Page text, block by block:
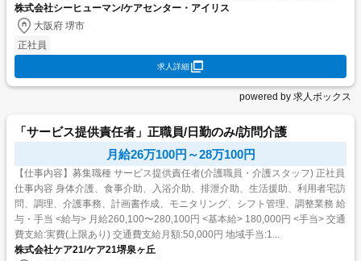
株式会社シーヒューマン/ケアセンター・アイリス
大阪府 堺市
正社員
求人詳細
powered by 求人ボックス
「サービス提供責任者」正職員/日勤のみ/訪問介護
月給26万100円～28万100円
【仕事内容】募集職種 サービス提供責任者(介護職員・介護スタッフ) 正社員
仕事内容 身体介護、食事介助、入浴介助、排泄介助、生活援助、利用者宅訪
問、調理、介護事務、計画書作成、モニタリング、シフト管理、調整業務 給
与・手当 <給与> 月給260,100〜280,100円 <基本給> 180,000円 <手当> 交通
費支給:実費(上限あり) 交通費支給月額:50,000円 地域手当:1...
株式会社ケア21/ケア21堺泉ヶ丘